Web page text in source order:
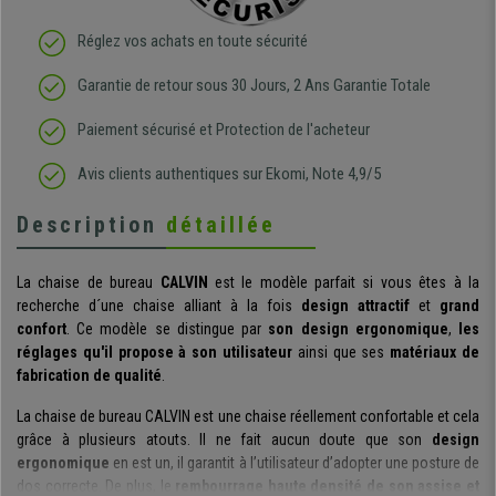
Réglez vos achats en toute sécurité
Garantie de retour sous 30 Jours, 2 Ans Garantie Totale
Paiement sécurisé et Protection de l'acheteur
Avis clients authentiques sur Ekomi, Note 4,9/5
Description détaillée
La chaise de bureau CALVIN
est le modèle parfait si vous êtes à la
recherche d´une chaise alliant à la fois design attractif et grand
confort. Ce modèle se distingue par son design ergonomique,
les
réglages qu'il propose à son utilisateur ainsi que ses matériaux de
fabrication de qualité.
La chaise de bureau CALVIN est une chaise réellement confortable et cela
grâce à plusieurs atouts. Il ne fait aucun doute que son design
ergonomique en est un, il garantit à l’utilisateur d’adopter une posture de
dos correcte. De plus, le
rembourrage haute densité de son assise et